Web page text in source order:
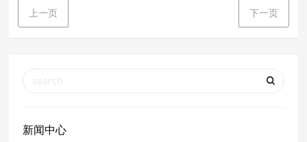
上一页 下一页
新闻中心